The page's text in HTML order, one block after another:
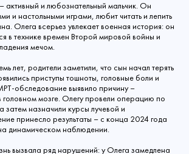
активный и любознательный мальчик. Он
и настольными играми, любит читать и лепить
Олега всерьез увлекает военная история: он
в технике времен Второй мировой войны и
мечом.
лет, родители заметили, что сын начал терять
приступы тошноты, головные боли и
обследование выявило причину –
мозге. Олегу провели операцию по
затем назначили курсы лучевой и
принесло результаты – с конца 2024 года
динамическом наблюдении.
вызвала ряд нарушений: у Олега замедлена